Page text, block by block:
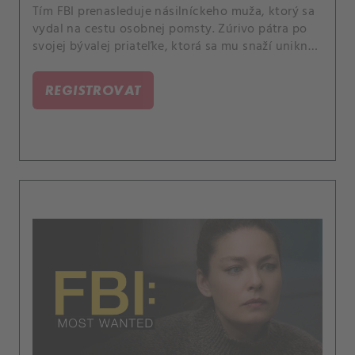
Tím FBI prenasleduje násilníckeho muža, ktorý sa
vydal na cestu osobnej pomsty. Zúrivo pátra po
svojej bývalej priateľke, ktorá sa mu snaží uniknúť
REGISTROVAT